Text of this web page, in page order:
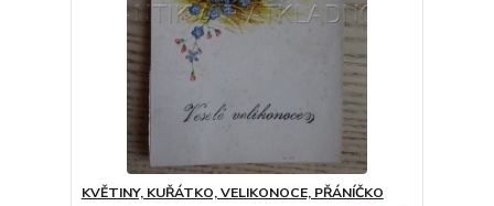
KVĚTINY, KUŘÁTKO, VELIKONOCE, PŘÁNÍČKO